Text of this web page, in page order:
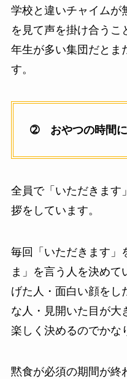
学校と違いチャイムが
を見て声を掛け合うこ
年生が多い集団だとま
す。
➁ おやつの時間に
全員で「いただきます
拶をしています。
毎回「いただきます」
ま」を言う人を決め
げた人・面白い顔をし
な人・見開いた目が大
楽しく決めるのでかな
黙食が必須の期間が終